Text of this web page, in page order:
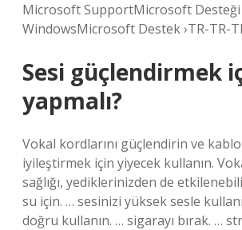
Microsoft SupportMicrosoft Desteği
WindowsMicrosoft Destek ›TR-TR-
Sesi güçlendirmek
yapmalı?
Vokal kordlarını güçlendirin ve
iyileştirmek için yiyecek kullanın.
sağlığı, yediklerinizden de
su için. … sesinizi yüksek sesle
doğru kullanın. … sigarayı bırak. …